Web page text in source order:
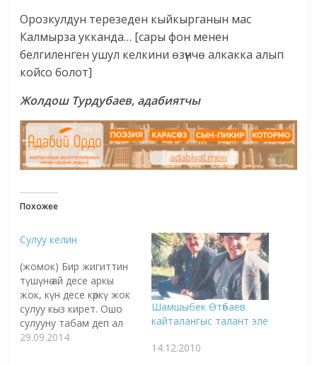
Орозкулдун терезеден кыйкырганын мас
Калмырза укканда… [сары фон менен
белгиленген ушул келкини өзүнчө алкакка алып
койсо болот]
Жолдош Турдубаев, адабиятчы
Похожее
Сулуу келин
(жомок) Бир жигиттин
түшүнө ай десе аркы
жок, күн десе көркү жок
сулуу кыз кирет. Ошо
сулууну табам деп ал
жигит: Медийнанын
29.09.2014
Шамшыбек Өтөбаев
кайталангыс талант эле
14.12.2010